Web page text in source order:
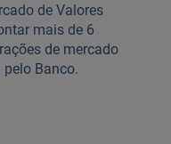
de Valores
mais de 6
de mercado
pelo Banco.